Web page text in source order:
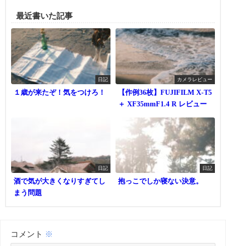
最近書いた記事
日記
１歳が来たぞ！気をつけろ！
カメラレビュー
【作例36枚】FUJIFILM X-T5
＋ XF35mmF1.4 R レビュー
日記
酒で気が大きくなりすぎてし
まう問題
日記
抱っこでしか寝ない決意。
コメント ※